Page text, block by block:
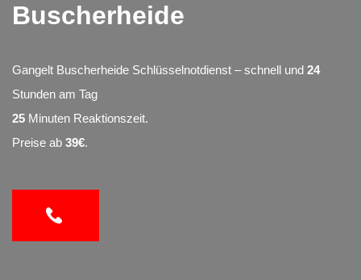
Buscherheide
Gangelt Buscherheide Schlüsselnotdienst – schnell und 24
Stunden am Tag
25 Minuten Reaktionszeit.
Preise ab 39€.